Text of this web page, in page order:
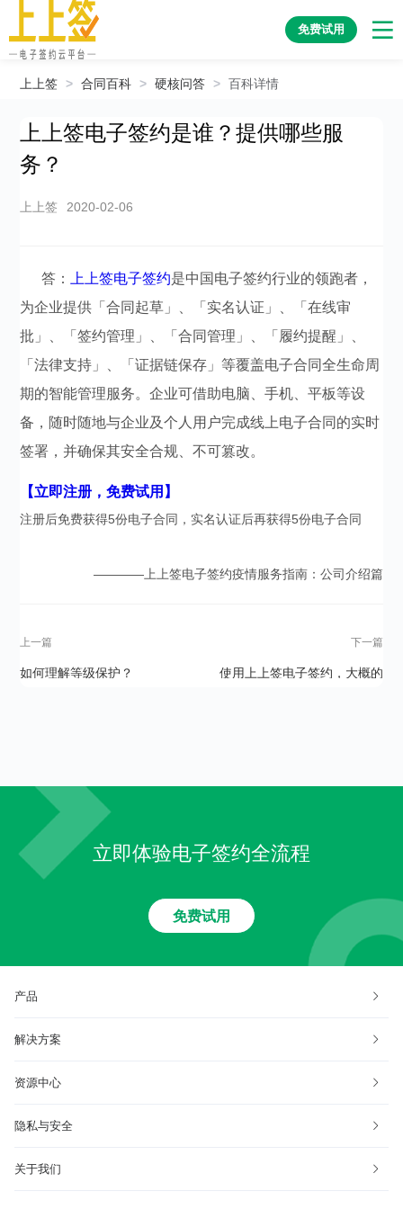
免费试用
上上签 > 合同百科 > 硬核问答 > 百科详情
上上签电子签约是谁？提供哪些服
务？
上上签 2020-02-06
答： 上上签电子签约是中国电子签约行业的领跑者，
为企业提供「合同起草」、「实名认证」、「在线审
批」、「签约管理」、「合同管理」、「履约提醒」、
「法律支持」、「证据链保存」等覆盖电子合同全生命周
期的智能管理服务。企业可借助电脑、手机、平板等设
备，随时随地与企业及个人用户完成线上电子合同的实时
签署，并确保其安全合规、不可篡改。
【立即注册，免费试用】
注册后免费获得5份电子合同，实名认证后再获得5份电子合同
————上上签电子签约疫情服务指南：公司介绍篇
上一篇
如何理解等级保护？
下一篇
使用上上签电子签约，大概的
立即体验电子签约全流程
免费试用
产品
解决方案
资源中心
隐私与安全
关于我们